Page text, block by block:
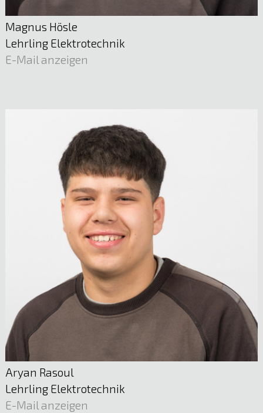
Mst. Günter Bugna
Planung und Dokumentation | Stv. Leitung
Stromverteilnetz
E-Mail anzeigen
Magnus Hösle
Lehrling Elektrotechnik
E-Mail anzeigen
Aryan Rasoul
Lehrling Elektrotechnik
E-Mail anzeigen